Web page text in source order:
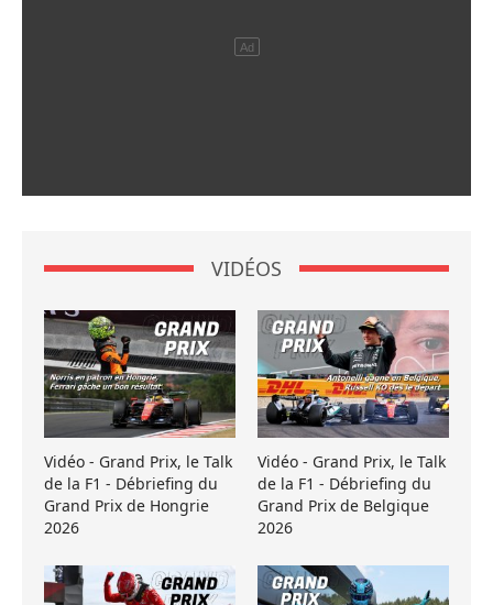
VIDÉOS
Vidéo - Grand Prix, le Talk
de la F1 - Débriefing du
Grand Prix de Hongrie
2026
Vidéo - Grand Prix, le Talk
de la F1 - Débriefing du
Grand Prix de Belgique
2026